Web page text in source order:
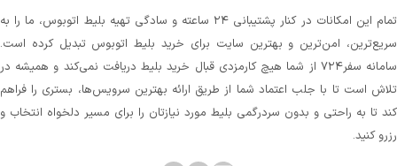
تمام این امکانات در کنار پشتیبانی‌ ۲۴ ساعته و سادگی تهیه بلیط اتوبوس، ما را به
سریع‌ترین، امن‌ترین و بهترین سایت برای خرید بلیط اتوبوس تبدیل کرده است.
سامانه سفر۷۲۴ از شما هیچ کارمزدی قبال خرید بلیط دریافت نمی‌کند و همیشه در
تلاش است تا با جلب اعتماد شما از طریق ارائه بهترین سرویس‌ها، بستری را فراهم
کند تا به راحتی و بدون سردرگمی بلیط مورد نیازتان را برای مسیر دلخواه انتخاب و
رزرو کنید.